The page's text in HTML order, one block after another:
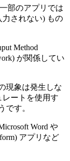
部のアプリでは
されない) もの
Method
が関係してい
現象は発生しな
ートを使用す
です。
Word や
アプリなど